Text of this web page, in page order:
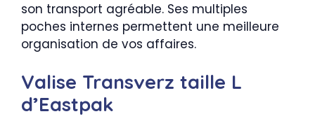
son transport agréable. Ses multiples
poches internes permettent une meilleure
organisation de vos affaires.
Valise Transverz taille L
d’Eastpak